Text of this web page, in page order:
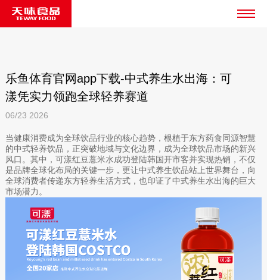
乐鱼体育官网app下载-中式养生水出海：可
漾凭实力领跑全球轻养赛道
06/23 2026
当健康消费成为全球饮品行业的核心趋势，根植于东方药食同源智慧
的中式轻养饮品，正突破地域与文化边界，成为全球饮品市场的新兴
风口。其中，可漾红豆薏米水成功登陆韩国开市客并实现热销，不仅
是品牌全球化布局的关键一步，更让中式养生饮品站上世界舞台，向
全球消费者传递东方轻养生活方式，也印证了中式养生水出海的巨大
市场潜力。